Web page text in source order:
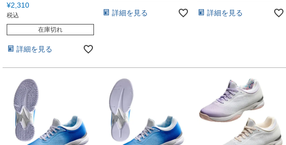
¥2,310
税込
在庫切れ
詳細を見る
詳細を見る 詳細を見る